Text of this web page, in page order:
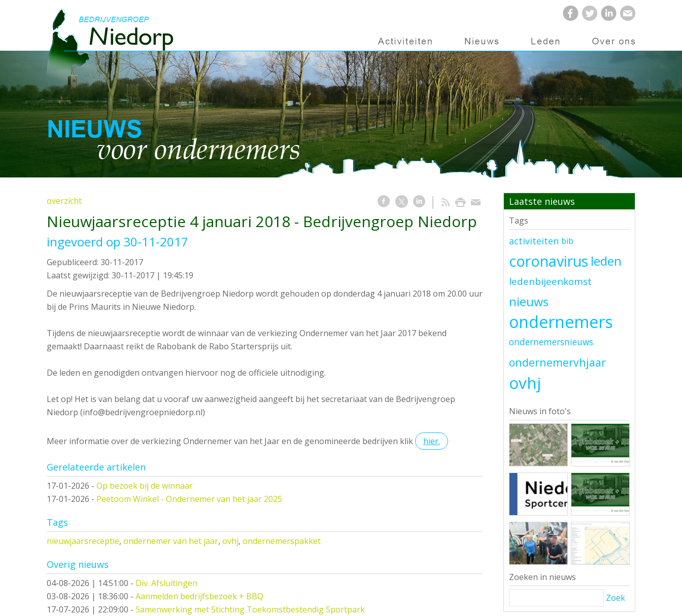
overzicht
Nieuwjaarsreceptie 4 januari 2018 - Bedrijvengroep Niedorp
ingevoerd op 30-11-2017
Gepubliceerd: 30-11-2017
Laatst gewijzigd: 30-11-2017 | 19:45:19
De nieuwjaarsreceptie van de Bedrijvengroep Niedorp wordt gehouden op donderdag 4 januari 2018 om 20.00 uur
bij de Prins Maurits in Nieuwe Niedorp.
Tijdens de nieuwjaarsreceptie wordt de winnaar van de verkiezing Ondernemer van het Jaar 2017 bekend
gemaakt! Daarnaast reikt de Rabobank de Rabo Startersprijs uit.
De leden en genodigden ontvangen hiervoor nog de officiele uitnodiging.
Let op! Het is van belang dat u vooraf uw aanwezigheid aangeeft bij het secretariaat van de Bedrijvengroep
Niedorp (info@bedrijvengroepniedorp.nl)
Meer informatie over de verkiezing Ondernemer van het Jaar en de genomineerde bedrijven klik hier.
Gerelateerde artikelen
17-01-2026 - Op bezoek bij de winnaar
17-01-2026 - Peetoom Winkel - Ondernemer van het jaar 2025
Tags
nieuwjaarsreceptie, ondernemer van het jaar, ovhj, ondernemerspakket
Overig nieuws
04-08-2026 | 14:51:00 - Div. Afsluitingen
03-08-2026 | 18:36:00 - Aanmelden bedrijfsbezoek + BBQ
17-07-2026 | 22:09:00 - Samenwerking met Stichting Toekomstbestendig Sportpark
Laatste nieuws
Tags
activiteiten bib
coronavirus leden
ledenbijeenkomst
nieuws
ondernemers
ondernemersnieuws
ondernemervhjaar
ovhj
Nieuws in foto's
Zoeken in nieuws
Zoek